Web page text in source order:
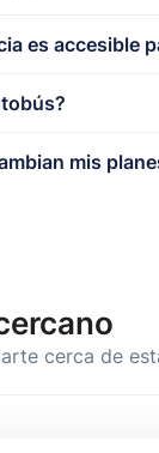
es accesible
mis
cerca de